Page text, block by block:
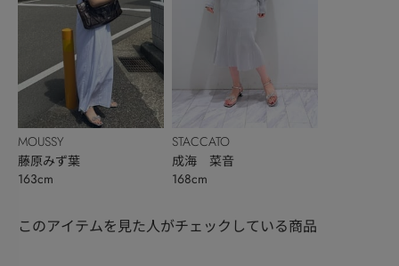
MOUSSY
藤原みず葉
163cm
STACCATO
成海 菜音
168cm
このアイテムを見た人がチェックしている商品